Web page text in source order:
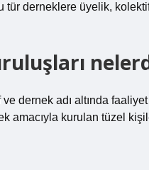
tür derneklere üyelik,
dernek adı altında
amacıyla kurulan tüzel